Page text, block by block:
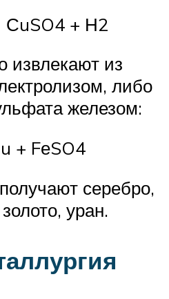
+ Н2
извлекают из
либо
железом:
+ FеSO4
серебро,
уран.